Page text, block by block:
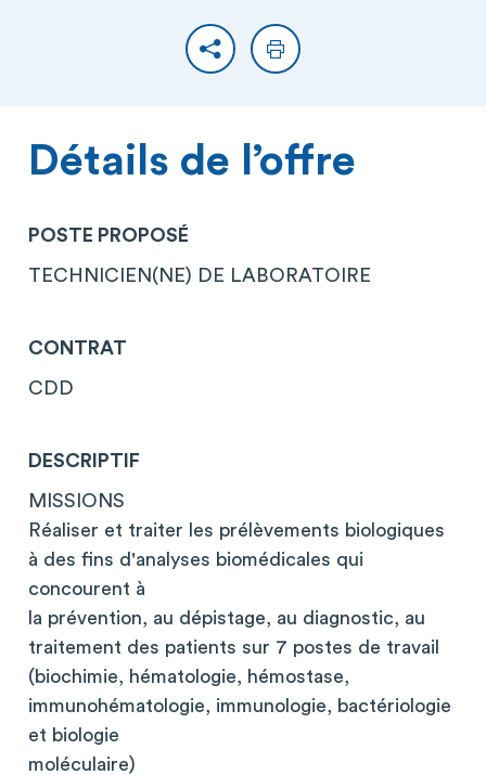
PartagerImprimer
Détails de l’offre
POSTE PROPOSÉ
TECHNICIEN(NE) DE LABORATOIRE
CONTRAT
CDD
DESCRIPTIF
MISSIONS
Réaliser et traiter les prélèvements biologiques
à des fins d'analyses biomédicales qui
concourent à
la prévention, au dépistage, au diagnostic, au
traitement des patients sur 7 postes de travail
(biochimie, hématologie, hémostase,
immunohématologie, immunologie, bactériologie
et biologie
moléculaire)